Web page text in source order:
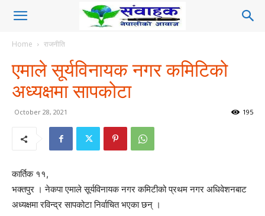
Home राजनीति
एमाले सूर्यविनायक नगर कमिटिको
अध्यक्षमा सापकोटा
October 28, 2021 195
कार्तिक ११,
भक्तपुर । नेकपा एमाले सूर्यविनायक नगर कमिटीको प्रथम नगर अधिवेशनबाट
अध्यक्षमा रविन्द्र सापकोटा निर्वाचित भएका छन् ।